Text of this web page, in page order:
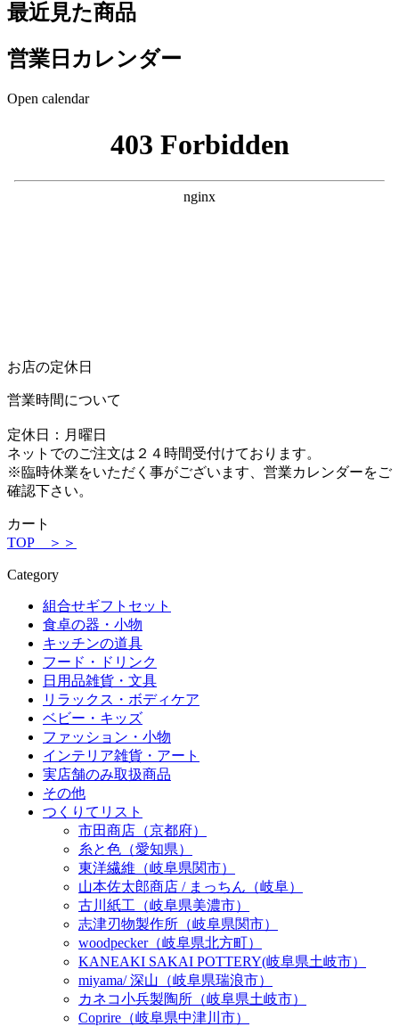
最近見た商品
営業日カレンダー
Open calendar
お店の定休日
営業時間について
定休日：月曜日
ネットでのご注文は２４時間受付けております。
※臨時休業をいただく事がございます、営業カレンダーをご
確認下さい。
カート
TOP ＞＞
Category
組合せギフトセット
食卓の器・小物
キッチンの道具
フード・ドリンク
日用品雑貨・文具
リラックス・ボディケア
ベビー・キッズ
ファッション・小物
インテリア雑貨・アート
実店舗のみ取扱商品
その他
つくりてリスト
市田商店（京都府）
糸と色（愛知県）
東洋繊維（岐阜県関市）
山本佐太郎商店 / まっちん（岐阜）
古川紙工（岐阜県美濃市）
志津刃物製作所（岐阜県関市）
woodpecker（岐阜県北方町）
KANEAKI SAKAI POTTERY(岐阜県土岐市）
miyama/ 深山（岐阜県瑞浪市）
カネコ小兵製陶所（岐阜県土岐市）
Coprire（岐阜県中津川市）